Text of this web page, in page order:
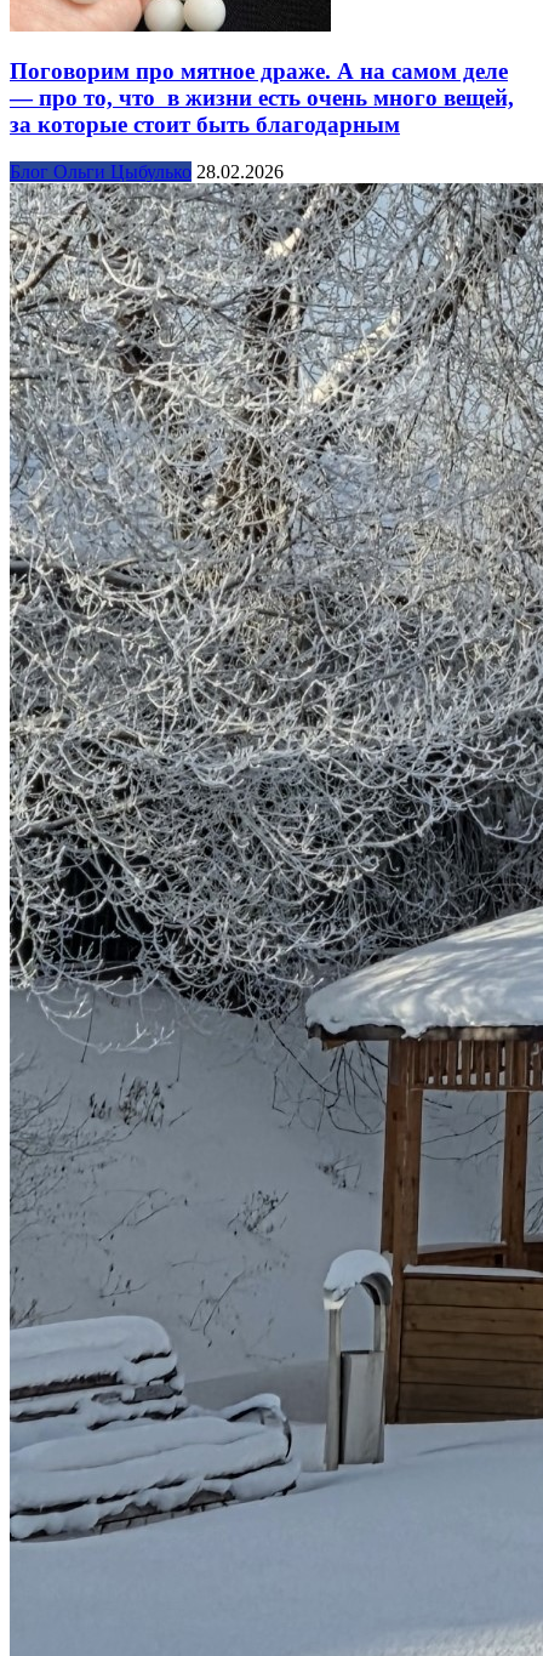
Поговорим про мятное драже. А на самом деле
— про то, что в жизни есть очень много вещей,
за которые стоит быть благодарным
Блог Ольги Цыбулько 28.02.2026